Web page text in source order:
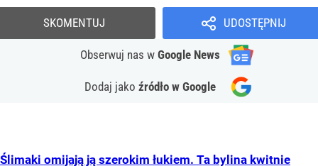
UDOSTĘPNIJ
Obserwuj nas w Google News
Dodaj jako źródło w Google
SKOMENTUJ
Ślimaki omijają ją szerokim łukiem. Ta bylina kwitnie